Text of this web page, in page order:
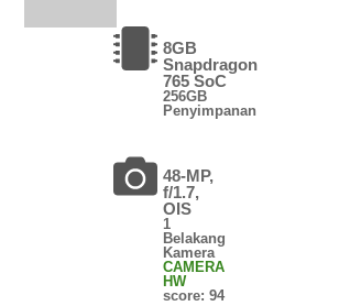
8GB
Snapdragon
765 SoC
256GB
Penyimpanan
48-MP,
f/1.7,
OIS
1
Belakang
Kamera
CAMERA
HW
score: 94